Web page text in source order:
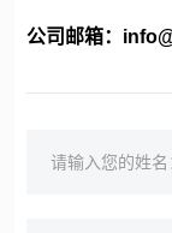
公司邮箱：
请输入您的姓名